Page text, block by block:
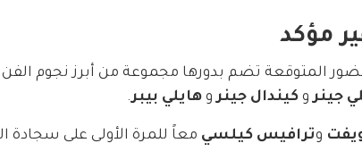
مؤكد
المتوقعة تضم بدورها مجموعة من أبرز نجوم
جينر و كيندال جينر و هايلي بيبر.
وترافيس كيلسي معاً للمرة الأولى على سجادة